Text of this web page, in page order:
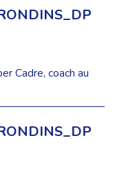
Cadre, coach au